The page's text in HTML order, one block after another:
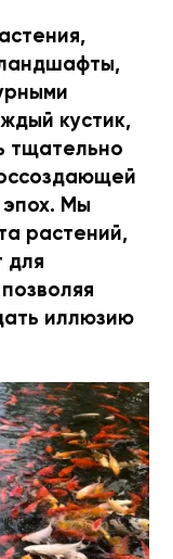
кустик,
тщательно
Мы
растений,
для
иллюзию